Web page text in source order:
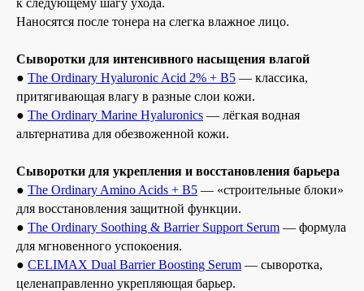
Наносятся после тонера на слегка влажное лицо.
Сыворотки для интенсивного насыщения влагой
● The Ordinary Hyaluronic Acid 2% + B5 — классика,
притягивающая влагу в разные слои кожи.
● The Ordinary Marine Hyaluronics — лёгкая водная
альтернатива для обезвоженной кожи.
Сыворотки для укрепления и восстановления барьера
● The Ordinary Amino Acids + B5 — «строительные блоки»
для восстановления защитной функции.
● The Ordinary Soothing & Barrier Support Serum — формула
для мгновенного успокоения.
● CELIMAX Dual Barrier Boosting Serum — сыворотка,
целенаправленно укрепляющая барьер.